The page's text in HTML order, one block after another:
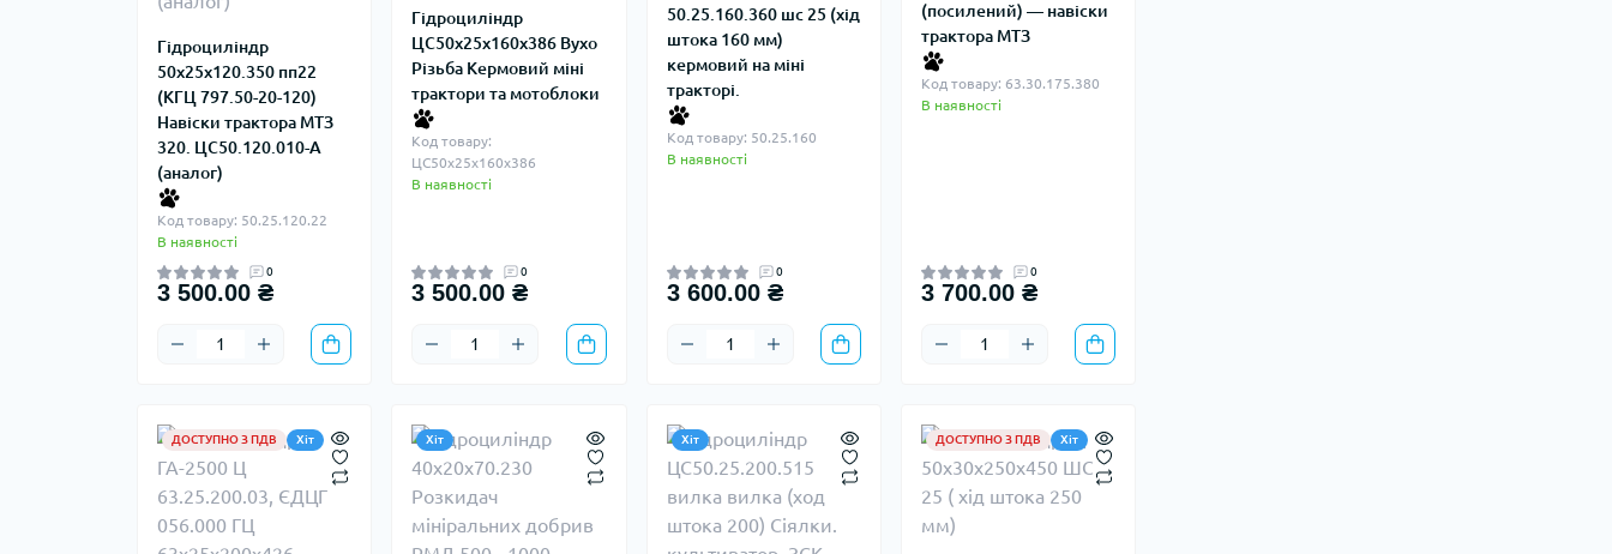
Гідроциліндр
50х25х120.350 пп22
(КГЦ 797.50-20-120)
Навіски трактора МТЗ
320. ЦС50.120.010-А
(аналог)
Код товару: 50.25.120.22
В наявності
0
3 500.00 ₴
Гідроциліндр
ЦС50х25х160х386 Вухо
Різьба Кермовий міні
трактори та мотоблоки
Код товару:
ЦС50х25х160х386
В наявності
0
3 500.00 ₴
50.25.160.360 шс 25 (хід
штока 160 мм)
кермовий на міні
тракторі.
Код товару: 50.25.160
В наявності
0
3 600.00 ₴
(посилений) — навіски
трактора МТЗ
Код товару: 63.30.175.380
В наявності
0
3 700.00 ₴
ДОСТУПНО З ПДВ Хіт Хіт Хіт ДОСТУПНО З ПДВ Хіт